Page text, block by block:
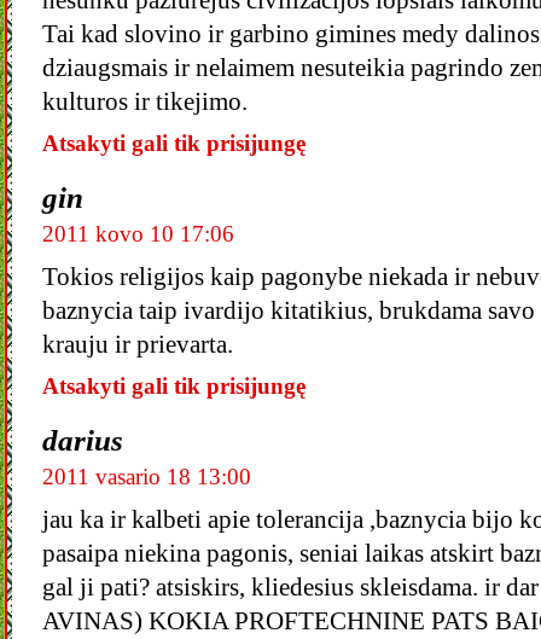
Tai kad slovino ir garbino gimines medy
dziaugsmais ir nelaimem nesuteikia pagrindo
kulturos ir tikejimo.
Atsakyti gali tik prisijungę
gin
2011 kovo 10 17:06
Tokios religijos kaip pagonybe niekada ir
baznycia taip ivardijo kitatikius, brukdama
krauju ir prievarta.
Atsakyti gali tik prisijungę
darius
2011 vasario 18 13:00
jau ka ir kalbeti apie tolerancija ,baznycia bijo
pasaipa niekina pagonis, seniai laikas atskirt
gal ji pati? atsiskirs, kliedesius skleisdama. ir
AVINAS) KOKIA PROFTECHNINE PATS